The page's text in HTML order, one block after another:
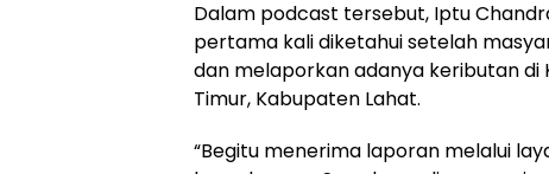
Dalam podcast tersebut, Iptu
pertama kali diketahui setelah
dan melaporkan adanya keributan di
Timur, Kabupaten Lahat.
“Begitu menerima laporan melalui